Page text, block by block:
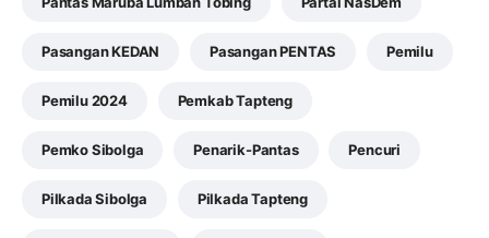
Pasangan KEDAN Pasangan PENTAS Pemilu
Pemilu 2024 Pemkab Tapteng
Pemko Sibolga Penarik-Pantas Pencuri
Pilkada Sibolga Pilkada Tapteng